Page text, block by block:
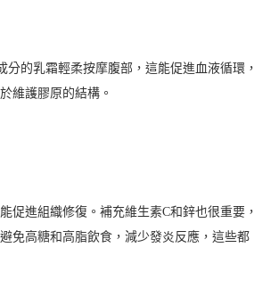
的乳霜輕柔按摩腹部，這能促進血液循環，
維護膠原的結構。
促進組織修復。補充維生素C和鋅也很重要，
免高糖和高脂飲食，減少發炎反應，這些都